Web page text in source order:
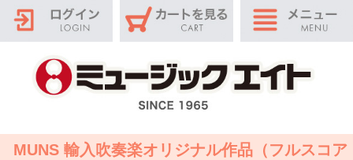
MUNS 輸入吹奏楽オリジナル作品（フルスコア